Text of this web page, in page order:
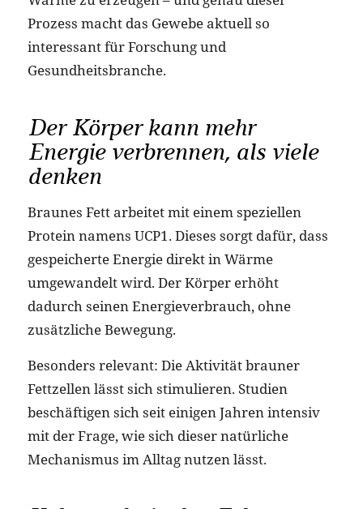
Prozess macht das Gewebe aktuell so
interessant für Forschung und
Gesundheitsbranche.
Der Körper kann mehr
Energie verbrennen, als viele
denken
Braunes Fett arbeitet mit einem speziellen
Protein namens UCP1. Dieses sorgt dafür, dass
gespeicherte Energie direkt in Wärme
umgewandelt wird. Der Körper erhöht
dadurch seinen Energieverbrauch, ohne
zusätzliche Bewegung.
Besonders relevant: Die Aktivität brauner
Fettzellen lässt sich stimulieren. Studien
beschäftigen sich seit einigen Jahren intensiv
mit der Frage, wie sich dieser natürliche
Mechanismus im Alltag nutzen lässt.